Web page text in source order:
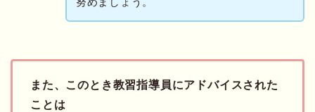
また、このとき教習指導員にアドバイスされた
ことは